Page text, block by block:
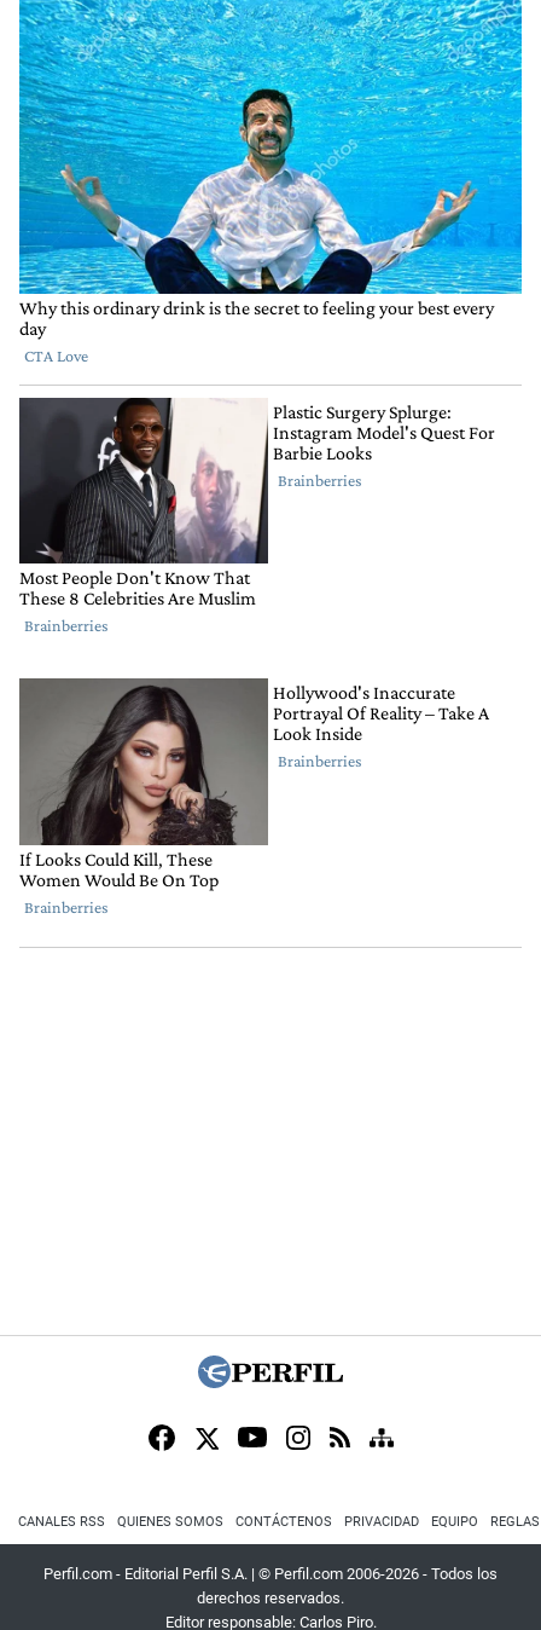
CANALES RSS QUIENES SOMOS CONTÁCTENOS PRIVACIDAD EQUIPO
Perfil.com - Editorial Perfil S.A. | © Perfil.com 2006-2026 - Todos los
derechos reservados.
Editor responsable: Carlos Piro.